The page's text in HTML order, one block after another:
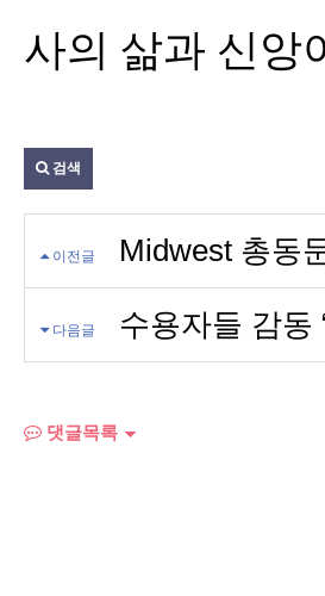
사의 삶과 신앙
검색
이전글 Midwest 총동
다음글 수용자들 감동
댓글목록